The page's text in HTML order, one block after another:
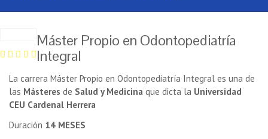
Máster Propio en Odontopediatría
Integral
La carrera Máster Propio en Odontopediatría Integral es una de
las Másteres de Salud y Medicina que dicta la Universidad
CEU Cardenal Herrera
Duración 14 MESES